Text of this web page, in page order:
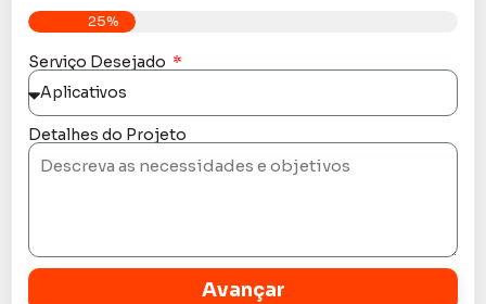
25%
Serviço Desejado
Detalhes do Projeto
Avançar